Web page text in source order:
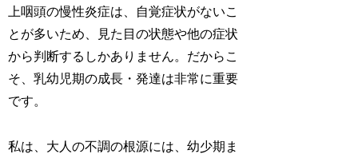
上咽頭の慢性炎症は、自覚症状がないこ
とが多いため、見た目の状態や他の症状
から判断するしかありません。だからこ
そ、乳幼児期の成長・発達は非常に重要
です。
私は、大人の不調の根源には、幼少期ま